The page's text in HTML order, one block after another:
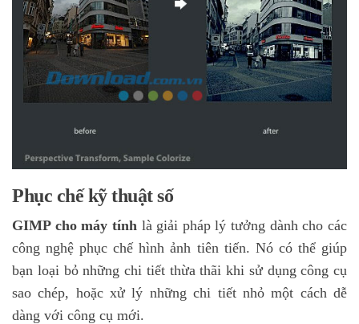
Phục chế kỹ thuật số
GIMP cho máy tính là giải pháp lý tưởng dành cho các
công nghệ phục chế hình ảnh tiên tiến. Nó có thể giúp
bạn loại bỏ những chi tiết thừa thãi khi sử dụng công cụ
sao chép, hoặc xử lý những chi tiết nhỏ một cách dễ
dàng với công cụ mới.